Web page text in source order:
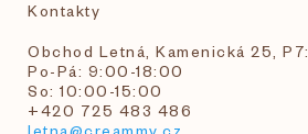
Kontakty
Obchod Letná, Kamenická 25, P7:
Po-Pá: 9:00-18:00
So: 10:00-15:00
+420 725 483 486